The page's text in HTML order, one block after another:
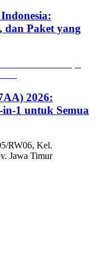
dan Paket yang
2026:
1 untuk Semua
RW06, Kel.
Jawa Timur